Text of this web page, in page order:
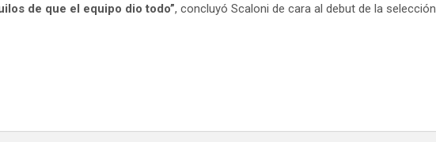
de que el equipo dio todo”, concluyó Scaloni de cara al debut de la selección